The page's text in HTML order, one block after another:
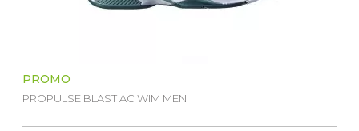
PROMO
PROPULSE BLAST AC WIM MEN